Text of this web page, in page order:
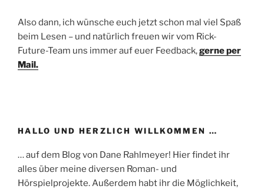
Also dann, ich wünsche euch jetzt schon mal viel Spaß
beim Lesen – und natürlich freuen wir vom Rick-
Future-Team uns immer auf euer Feedback,gerne per
Mail.
HALLO UND HERZLICH WILLKOMMEN …
… auf dem Blog von Dane Rahlmeyer! Hier findet ihr
alles über meine diversen Roman- und
Hörspielprojekte. Außerdem habt ihr die Möglichkeit,